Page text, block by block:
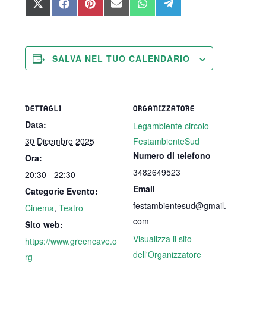
SHARE
ON
SHARE
ON
SHARE
ON
SHARE
ON
SHARE
ON
SHARE
ON
SALVA NEL TUO CALENDARIO
DETTAGLI
Data:
30 Dicembre 2025
Ora:
20:30 - 22:30
Categorie Evento:
Cinema,Teatro
Sito web:
https://www.greencave.o
rg
ORGANIZZATORE
Legambiente circolo
FestambienteSud
Numero di telefono
3482649523
Email
festambientesud@gmail.
com
Visualizza il sito
dell'Organizzatore